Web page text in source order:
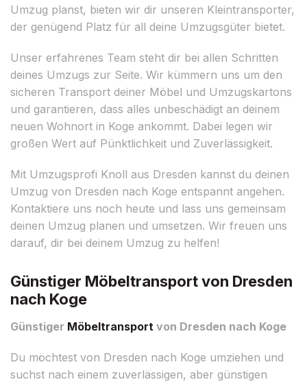
Umzug planst, bieten wir dir unseren Kleintransporter,
der genügend Platz für all deine Umzugsgüter bietet.
Unser erfahrenes Team steht dir bei allen Schritten
deines Umzugs zur Seite. Wir kümmern uns um den
sicheren Transport deiner Möbel und Umzugskartons
und garantieren, dass alles unbeschädigt an deinem
neuen Wohnort in Koge ankommt. Dabei legen wir
großen Wert auf Pünktlichkeit und Zuverlässigkeit.
Mit Umzugsprofi Knoll aus Dresden kannst du deinen
Umzug von Dresden nach Koge entspannt angehen.
Kontaktiere uns noch heute und lass uns gemeinsam
deinen Umzug planen und umsetzen. Wir freuen uns
darauf, dir bei deinem Umzug zu helfen!
Günstiger Möbeltransport von Dresden
nach Koge
Günstiger Möbeltransport von Dresden nach Koge
Du möchtest von Dresden nach Koge umziehen und
suchst nach einem zuverlässigen, aber günstigen